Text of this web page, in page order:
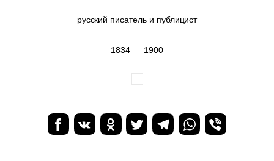
русский писатель и публицист
1834 — 1900